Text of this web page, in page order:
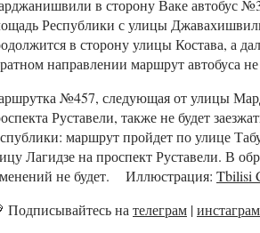
в сторону Ваке автобус
Республики с улицы
в сторону улицы Костава, а
направлении маршрут автобуса
№457, следующая от улицы
Руставели, также не будет
маршрут пройдет по улице
Лагидзе на проспект Руставели. В
не будет. Иллюстрация: Tbilisi
Подписывайтесь на телеграм |инстаграм